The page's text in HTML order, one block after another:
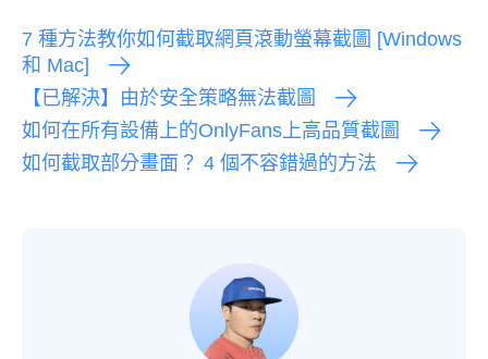
7 種方法教你如何截取網頁滾動螢幕截圖 [Windows
和 Mac]
【已解決】由於安全策略無法截圖
如何在所有設備上的OnlyFans上高品質截圖
如何截取部分畫面？ 4 個不容錯過的方法